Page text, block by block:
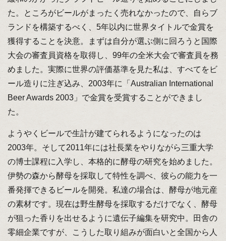
た。ところがビールがまったく売れなかったので、自らブ
ランドを構築するべく、5年以内に世界タイトルで金賞を
獲得することを決意。まずは自分が選ぶ側に回ろうと国際
大会の審査員資格を取得し、99年の全米大会で審査員を務
めました。実際に世界の評価基準を見た私は、すべてをビ
ール造りに注ぎ込み、2003年に「Australian International
Beer Awards 2003」で金賞を受賞することができまし
た。
ようやくビールで生計が建てられるようになったのは
2003年。そして2011年には社長業をやりながら三重大学
の博士課程に入学し、本格的に酵母の研究を始めました。
伊勢の森から酵母を採取して特性を調べ、彼らの能力を一
番発揮できるビールを開発。私達の場合は、酵母が地元産
の素材です。現在は野生酵母を採取するだけでなく、酵母
が狙った香りを出せるように遺伝子編集を研究中。田舎の
零細企業ですが、こうした取り組みが面白いと全国から人